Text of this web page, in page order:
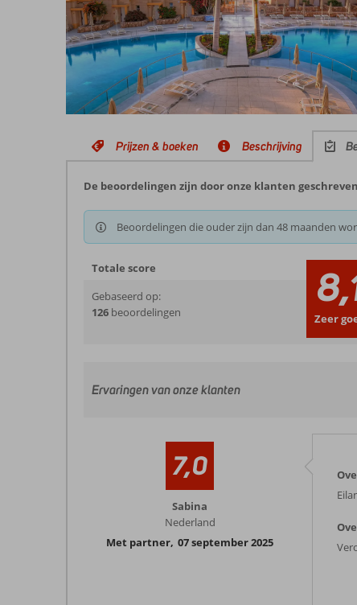
Prijzen & boeken Beschrijving
De beoordelingen zijn door onze klanten
Beoordelingen die ouder zijn dan 48 maanden
Totale score
Gebaseerd op:
126 beoordelingen Zeer
Ervaringen van onze klanten
7,0
Sabina
Nederland
Met partner, 07 september 2025